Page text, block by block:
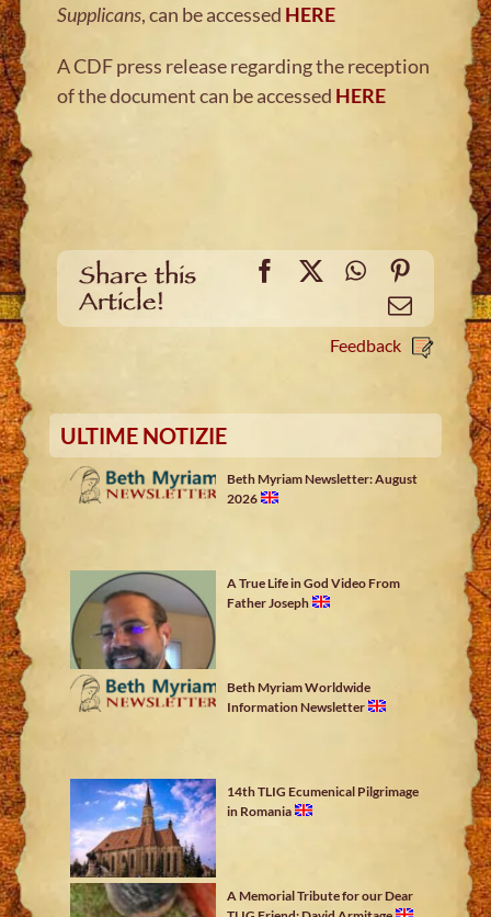
Supplicans, can be accessed HERE
A CDF press release regarding the reception
of the document can be accessed HERE
Share this
Article!
Facebook
X WhatsApp
Email
Feedback
ULTIME NOTIZIE
Beth Myriam Newsletter: August
2026
A True Life in God Video From
Father Joseph
Beth Myriam Worldwide
Information Newsletter
14th TLIG Ecumenical Pilgrimage
in Romania
A Memorial Tribute for our Dear